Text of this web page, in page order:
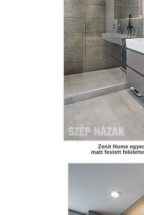
Zenit Home
matt festett